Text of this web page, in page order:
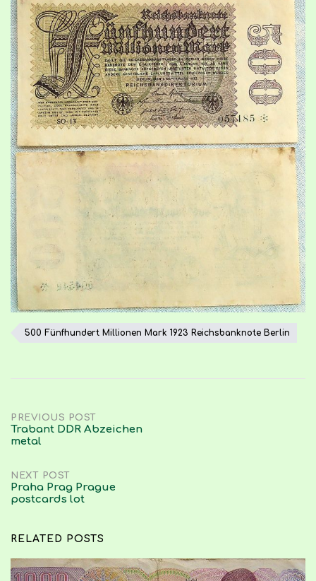
500 Fünfhundert Millionen Mark 1923 Reichsbanknote Berlin
Post
PREVIOUS POST
Trabant DDR Abzeichen
metal
NEXT POST
Praha Prag Prague
postcards lot
RELATED POSTS